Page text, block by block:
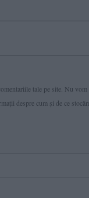
tale pe site. Nu
despre cum și de ce